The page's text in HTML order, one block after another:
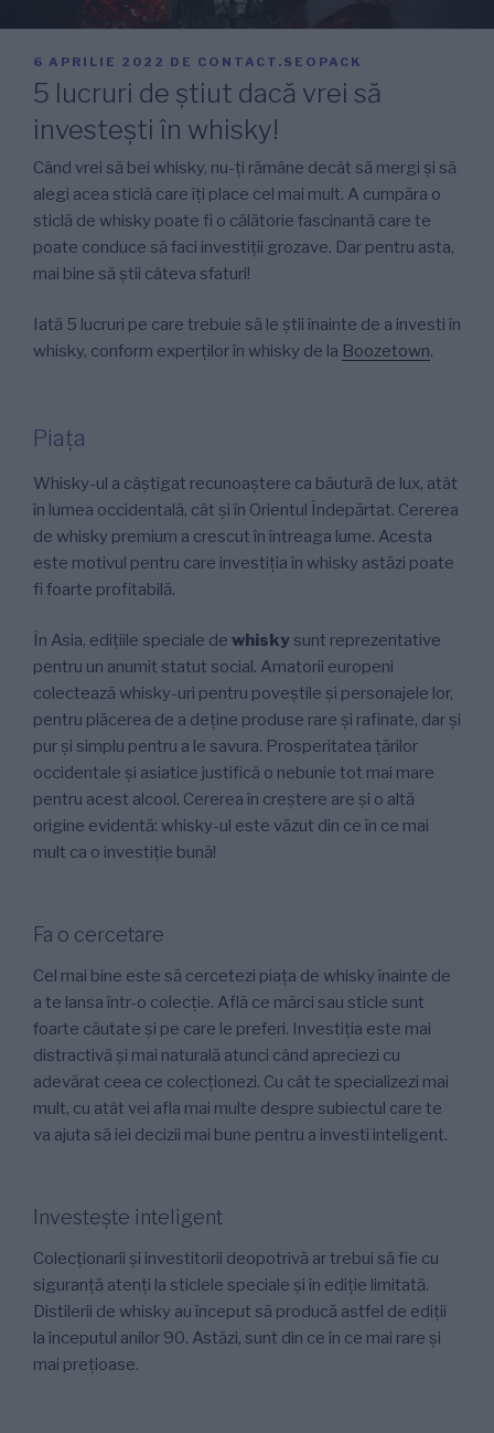
PUBLICAT
PE
6 APRILIE 2022 DE CONTACT.SEOPACK
5 lucruri de știut dacă vrei să
investești în whisky!
Când vrei să bei whisky, nu-ți rămâne decât să mergi și să
alegi acea sticlă care îți place cel mai mult. A cumpăra o
sticlă de whisky poate fi o călătorie fascinantă care te
poate conduce să faci investiții grozave. Dar pentru asta,
mai bine să știi câteva sfaturi!
Iată 5 lucruri pe care trebuie să le știi înainte de a investi în
whisky, conform experților în whisky de la Boozetown.
Piața
Whisky-ul a câștigat recunoaștere ca băutură de lux, atât
în ​​lumea occidentală, cât și în Orientul Îndepărtat. Cererea
de whisky premium a crescut în întreaga lume. Acesta
este motivul pentru care investiția în whisky astăzi poate
fi foarte profitabilă.
În Asia, edițiile speciale de whiskysunt reprezentative
pentru un anumit statut social. Amatorii europeni
colectează whisky-uri pentru poveștile și personajele lor,
pentru plăcerea de a deține produse rare și rafinate, dar și
pur și simplu pentru a le savura. Prosperitatea țărilor
occidentale și asiatice justifică o nebunie tot mai mare
pentru acest alcool. Cererea în creștere are și o altă
origine evidentă: whisky-ul este văzut din ce în ce mai
mult ca o investiție bună!
Fa o cercetare
Cel mai bine este să cercetezi piața de whisky înainte de
a te lansa într-o colecție. Află ce mărci sau sticle sunt
foarte căutate și pe care le preferi. Investiția este mai
distractivă și mai naturală atunci când apreciezi cu
adevărat ceea ce colecționezi. Cu cât te specializezi mai
mult, cu atât vei afla mai multe despre subiectul care te
va ajuta să iei decizii mai bune pentru a investi inteligent.
Investește inteligent
Colecționarii și investitorii deopotrivă ar trebui să fie cu
siguranță atenți la sticlele speciale și în ediție limitată.
Distilerii de whisky au început să producă astfel de ediții
la începutul anilor 90. Astăzi, sunt din ce în ce mai rare și
mai prețioase.